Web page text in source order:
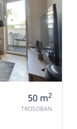
50 m2
TROSOBAN